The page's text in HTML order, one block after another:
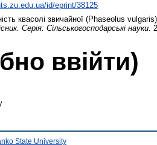
id/eprint/38125
квасолі звичайної (Phaseolus
Серія: Сільськогосподарські науки.
ввійти)
State University